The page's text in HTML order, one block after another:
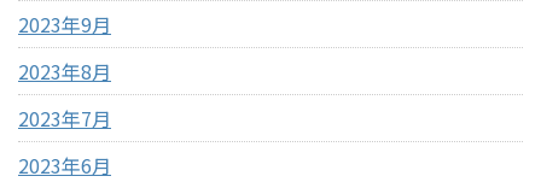
2023年9月
2023年8月
2023年7月
2023年6月